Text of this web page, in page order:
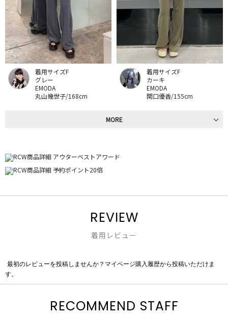
着用サイズF
グレー
EMODA
丸山幾世子/168cm
着用サイズF
カーキ
EMODA
関口優香/155cm
MORE
REVIEW
着用レビュー
評
価
最初のレビューを投稿しませんか？マイページ購入履歴から投稿いただけま
す。
RECOMMEND STAFF